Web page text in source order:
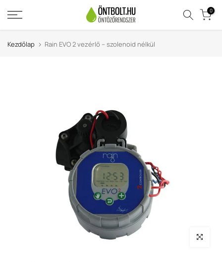
Ugrás
a
tartalomra
0
Kezdőlap Rain EVO 2 vezérlő – szolenoid nélkül
Nagyítás